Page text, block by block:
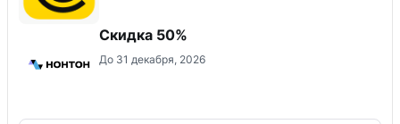
Скидка 50%
До 31 декабря, 2026